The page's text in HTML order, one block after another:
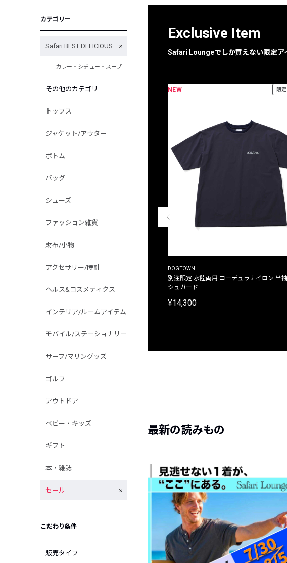
カテゴリー
Safari BEST DELICIOUS
カレー・シチュー・スープ
その他のカテゴリ
トップス
ジャケット/アウター
ボトム
バッグ
シューズ
ファッション雑貨
財布/小物
アクセサリー/時計
ヘルス&コスメティクス
インテリア/ルームアイテム
モバイル/ステーショナリー
サーフ/マリングッズ
ゴルフ
アウトドア
ベビー・キッズ
ギフト
本・雑誌
セール
こだわり条件
販売タイプ
Exclusive Item
Safari Loungeでしか買えない限定ア
THE DUFFER OF ST.GEORGE
プリントTシャツ
NEW 限定
DOGTOWN
別注限定 水陸両用 コーデュラナイロン 半
シュガード
¥14,300
最新の読みもの